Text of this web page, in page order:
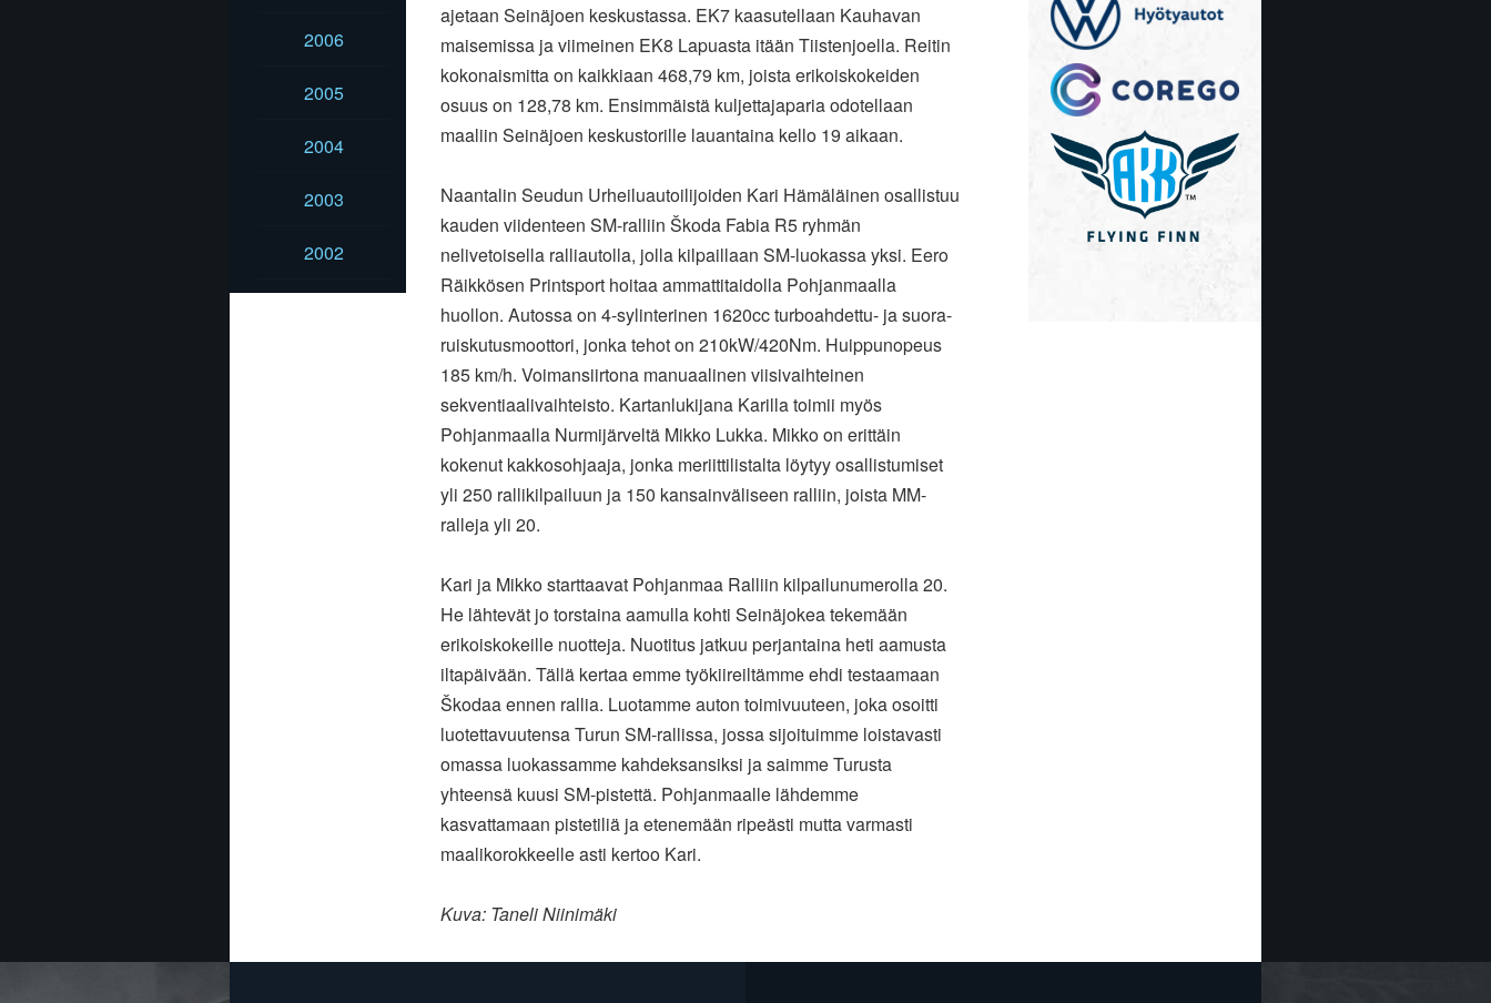
2006
2005
2004
2003
2002
ajetaan Seinäjoen keskustassa. EK7 kaasutellaan Kauhavan
maisemissa ja viimeinen EK8 Lapuasta itään Tiistenjoella. Reitin
kokonaismitta on kaikkiaan 468,79 km, joista erikoiskokeiden
osuus on 128,78 km. Ensimmäistä kuljettajaparia odotellaan
maaliin Seinäjoen keskustorille lauantaina kello 19 aikaan.
Naantalin Seudun Urheiluautoilijoiden Kari Hämäläinen osallistuu
kauden viidenteen SM-ralliin Škoda Fabia R5 ryhmän
nelivetoisella ralliautolla, jolla kilpaillaan SM-luokassa yksi. Eero
Räikkösen Printsport hoitaa ammattitaidolla Pohjanmaalla
huollon. Autossa on 4-sylinterinen 1620cc turboahdettu- ja suora-
ruiskutusmoottori, jonka tehot on 210kW/420Nm. Huippunopeus
185 km/h. Voimansiirtona manuaalinen viisivaihteinen
sekventiaalivaihteisto. Kartanlukijana Karilla toimii myös
Pohjanmaalla Nurmijärveltä Mikko Lukka. Mikko on erittäin
kokenut kakkosohjaaja, jonka meriittilistalta löytyy osallistumiset
yli 250 rallikilpailuun ja 150 kansainväliseen ralliin, joista MM-
ralleja yli 20.
Kari ja Mikko starttaavat Pohjanmaa Ralliin kilpailunumerolla 20.
He lähtevät jo torstaina aamulla kohti Seinäjokea tekemään
erikoiskokeille nuotteja. Nuotitus jatkuu perjantaina heti aamusta
iltapäivään. Tällä kertaa emme työkiireiltämme ehdi testaamaan
Škodaa ennen rallia. Luotamme auton toimivuuteen, joka osoitti
luotettavuutensa Turun SM-rallissa, jossa sijoituimme loistavasti
omassa luokassamme kahdeksansiksi ja saimme Turusta
yhteensä kuusi SM-pistettä. Pohjanmaalle lähdemme
kasvattamaan pistetiliä ja etenemään ripeästi mutta varmasti
maalikorokkeelle asti kertoo Kari.
Kuva: Taneli Niinimäki